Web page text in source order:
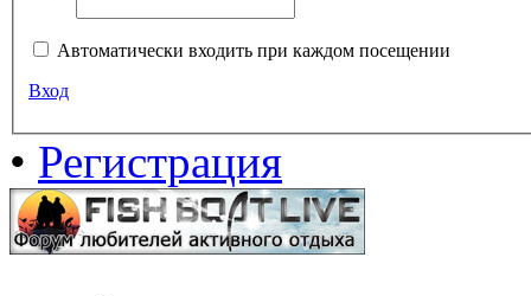
Автоматически входить при каждом посещении
Вход
• Регистрация